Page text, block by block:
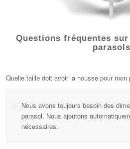
Questions fréquentes
parasols
Quelle taille doit avoir la housse pour mon
Nous avons toujours besoin des
parasol. Nous ajoutons
nécessaires.